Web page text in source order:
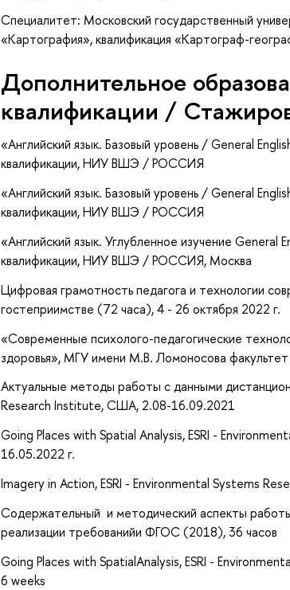
Специалитет: Московский государственный
«Картография», квалификация «Картограф-
Дополнительное
квалификации /
«Английский язык. Базовый уровень / General
квалификации, НИУ ВШЭ / РОССИЯ
«Английский язык. Базовый уровень / General
квалификации, НИУ ВШЭ / РОССИЯ
«Английский язык. Углубленное изучение General
квалификации, НИУ ВШЭ / РОССИЯ, Москва
Цифровая грамотность педагога и технологии
гостеприимстве (72 часа), 4 - 26 октября 2022 г.
«Современные психолого-педагогические
здоровья», МГУ имени М.В. Ломоносова
Актуальные методы работы с данными
Research Institute, США, 2.08-16.09.2021
Going Places with Spatial Analysis, ESRI -
16.05.2022 г.
Imagery in Action, ESRI - Environmental Systems
Содержательный и методический аспекты
реализации требованийи ФГОС (2018), 36 часов
Going Places with SpatialAnalysis, ESRI -
6 weeks